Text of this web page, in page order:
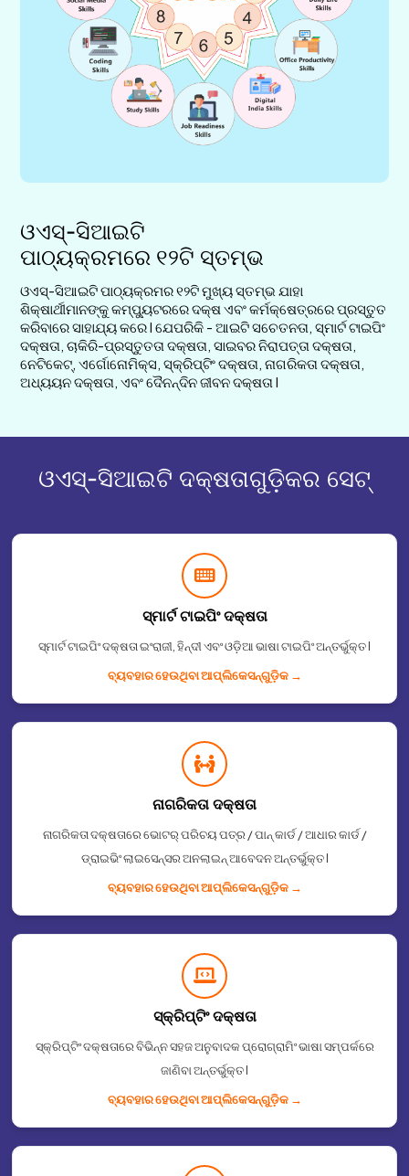
ଓଏସ୍-ସିଆଇଟି
ପାଠ୍ୟକ୍ରମରେ ୧୨ଟି ସ୍ତମ୍ଭ
ଓଏସ୍-ସିଆଇଟି ପାଠ୍ୟକ୍ରମର ୧୨ଟି ମୁଖ୍ୟ ସ୍ତମ୍ଭ ଯାହା
ଶିକ୍ଷାର୍ଥୀମାନଙ୍କୁ କମ୍ପ୍ୟୁଟରରେ ଦକ୍ଷ ଏବଂ କର୍ମକ୍ଷେତ୍ରରେ ପ୍ରସ୍ତୁତ
କରିବାରେ ସାହାଯ୍ୟ କରେ I ଯେପରିକି - ଆଇଟି ସଚେତନତା, ସ୍ମାର୍ଟ ଟାଇପିଂ
ଦକ୍ଷତା, ଚାକିରି-ପ୍ରସ୍ତୁତତା ଦକ୍ଷତା, ସାଇବର ନିରାପତ୍ତା ଦକ୍ଷତା,
ନେଟିକେଟ୍, ଏର୍ଗୋନୋମିକ୍ସ, ସ୍କ୍ରିପ୍ଟିଂ ଦକ୍ଷତା, ନାଗରିକତା ଦକ୍ଷତା,
ଅଧ୍ୟୟନ ଦକ୍ଷତା, ଏବଂ ଦୈନନ୍ଦିନ ଜୀବନ ଦକ୍ଷତା I
ଓଏସ୍-ସିଆଇଟି ଦକ୍ଷତାଗୁଡ଼ିକର ସେଟ୍
ସ୍ମାର୍ଟ ଟାଇପିଂ ଦକ୍ଷତା
ସ୍ମାର୍ଟ ଟାଇପିଂ ଦକ୍ଷତା ଇଂରାଜୀ, ହିନ୍ଦୀ ଏବଂ ଓଡ଼ିଆ ଭାଷା ଟାଇପିଂ ଅନ୍ତର୍ଭୁକ୍ତ I
ବ୍ୟବହାର ହେଉଥିବା ଆପ୍ଲିକେସନ୍᠎᠎᠎ଗୁଡ଼ିକ →
ନାଗରିକତା ଦକ୍ଷତା
ନାଗରିକତା ଦକ୍ଷତାରେ ଭୋଟର୍ ପରିଚୟ ପତ୍ର / ପାନ୍ କାର୍ଡ / ଆଧାର କାର୍ଡ /
ଡ୍ରାଇଭିଂ ଲାଇସେନ୍ସର ଅନଲାଇନ୍ ଆବେଦନ ଅନ୍ତର୍ଭୁକ୍ତ I
ବ୍ୟବହାର ହେଉଥିବା ଆପ୍ଲିକେସନ୍᠎᠎᠎ଗୁଡ଼ିକ →
ସ୍କ୍ରିପ୍ଟିଂ ଦକ୍ଷତା
ସ୍କ୍ରିପ୍ଟିଂ ଦକ୍ଷତାରେ ବିଭିନ୍ନ ସହଜ ଅନୁବାଦକ ପ୍ରୋଗ୍ରାମିଂ ଭାଷା ସମ୍ପର୍କରେ
ଜାଣିବା ଅନ୍ତର୍ଭୁକ୍ତ I
ବ୍ୟବହାର ହେଉଥିବା ଆପ୍ଲିକେସନ୍᠎᠎᠎ଗୁଡ଼ିକ →